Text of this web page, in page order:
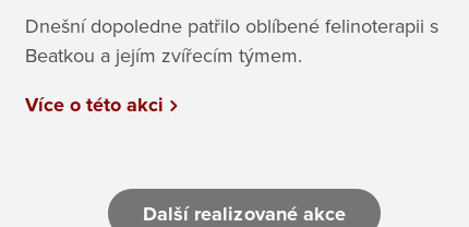
Dnešní dopoledne patřilo oblíbené felinoterapii s
Beatkou a jejím zvířecím týmem.
Více o této akci
Další realizované akce